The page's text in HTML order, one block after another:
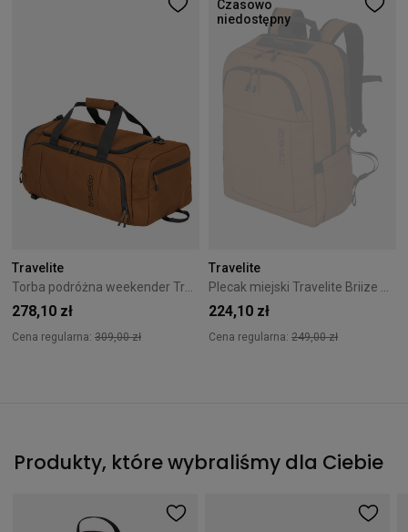
Travelite
Torba podróżna weekender Travelite Briize 26L Curry
278,10 zł
Cena regularna: 309,00 zł
Czasowo
niedostępny
Travelite
Plecak miejski Travelite Briize M Curry
224,10 zł
Cena regularna: 249,00 zł
Produkty, które wybraliśmy dla Ciebie